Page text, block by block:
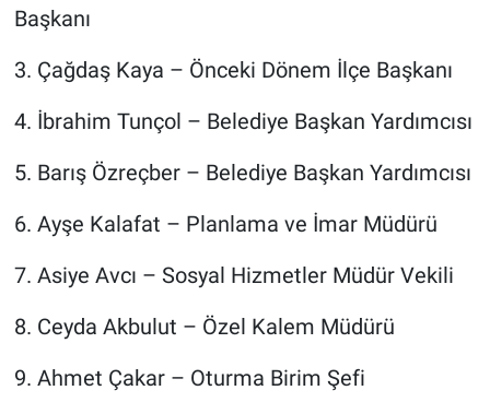
Başkanı
3.⁠ ⁠Çağdaş Kaya – Önceki Dönem İlçe Başkanı
4.⁠ ⁠İbrahim Tunçol – Belediye Başkan Yardımcısı
5.⁠ ⁠Barış Özreçber – Belediye Başkan Yardımcısı
6.⁠ ⁠Ayşe Kalafat – Planlama ve İmar Müdürü
7.⁠ ⁠Asiye Avcı – Sosyal Hizmetler Müdür Vekili
8.⁠ ⁠Ceyda Akbulut – Özel Kalem Müdürü
9.⁠ ⁠Ahmet Çakar – Oturma Birim Şefi